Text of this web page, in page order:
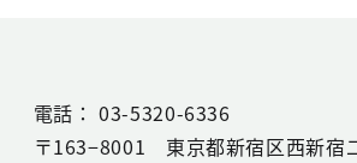
電話： 03-5320-6336
〒163−8001 東京都新宿区西新宿